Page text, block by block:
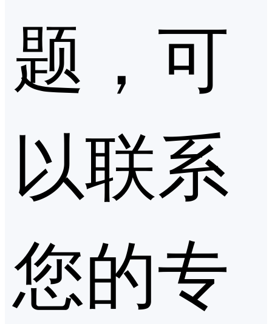
题，可
以联系
您的专